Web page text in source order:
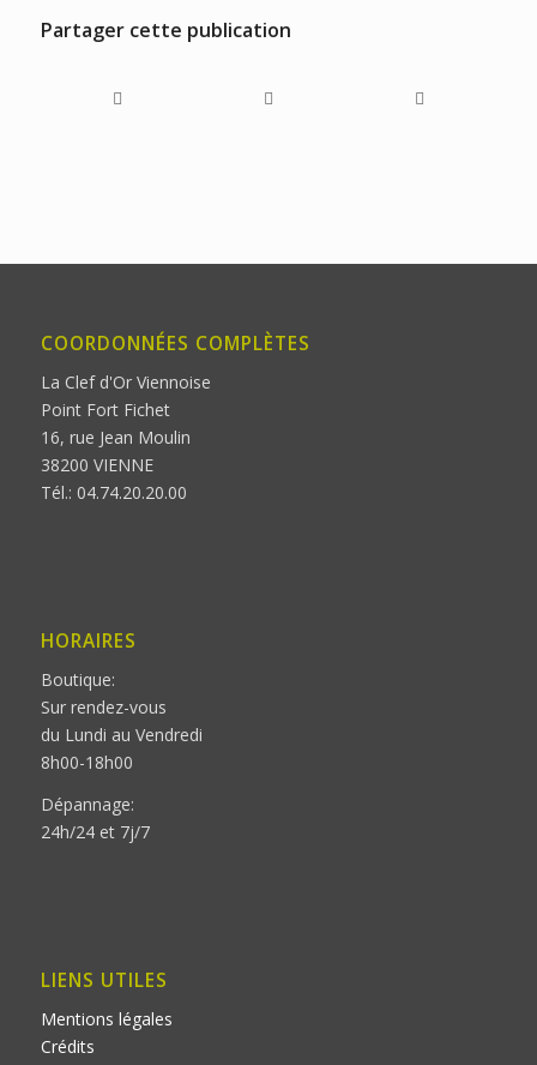
Partager cette publication
COORDONNÉES COMPLÈTES
La Clef d'Or Viennoise
Point Fort Fichet
16, rue Jean Moulin
38200 VIENNE
Tél.: 04.74.20.20.00
HORAIRES
Boutique:
Sur rendez-vous
du Lundi au Vendredi
8h00-18h00
Dépannage:
24h/24 et 7j/7
LIENS UTILES
Mentions légales
Crédits